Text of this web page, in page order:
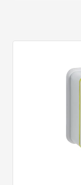
de recharge de
voiture électrique
européenne IEC
PHEV avec type
Y/3/S/X, i3, iX,
【Qualité
utilise un câble
électrique,
10,000 cycles
tonnes et un test